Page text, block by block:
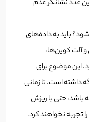
می‌دهد. این عدد نشانگر عدم
باید به داده‌های
آلت کوین‌ها،
این موضوع برای
داشته است. تا زمانی
باشد، حتی با ریزش
نخواهند کرد.